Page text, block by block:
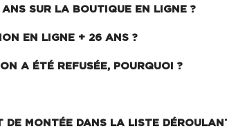
SUR LA BOUTIQUE EN LIGNE ?
EN LIGNE + 26 ANS ?
A ÉTÉ REFUSÉE, POURQUOI ?
DE MONTÉE DANS LA LISTE